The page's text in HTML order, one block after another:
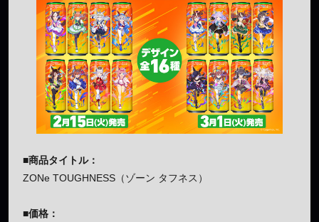
■商品タイトル：
ZONe TOUGHNESS（ゾーン タフネス）
■価格：